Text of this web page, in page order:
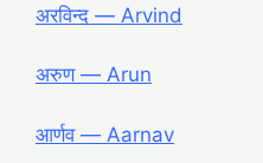
अरविन्द ― Arvind
अरुण ― Arun
आर्णव ― Aarnav